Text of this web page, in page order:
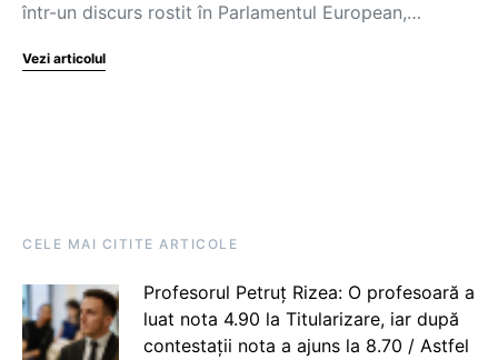
într-un discurs rostit în Parlamentul European,…
Vezi articolul
CELE MAI CITITE ARTICOLE
Profesorul Petruț Rizea: O profesoară a
luat nota 4.90 la Titularizare, iar după
contestații nota a ajuns la 8.70 / Astfel